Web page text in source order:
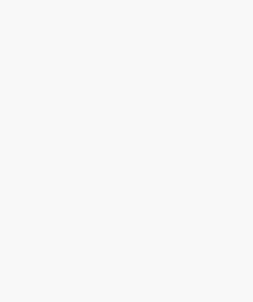
above will update